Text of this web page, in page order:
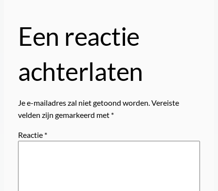
Een reactie
achterlaten
Je e-mailadres zal niet getoond worden.Vereiste
velden zijn gemarkeerd met *
Reactie *